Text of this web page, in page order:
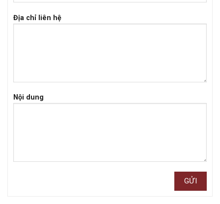
Địa chỉ liên hệ
Nội dung